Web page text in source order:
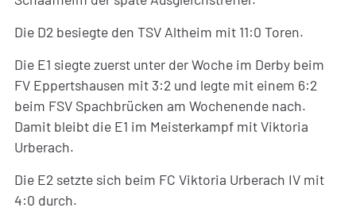
Die D2 besiegte den TSV Altheim mit 11:0 Toren.
Die E1 siegte zuerst unter der Woche im Derby beim
FV Eppertshausen mit 3:2 und legte mit einem 6:2
beim FSV Spachbrücken am Wochenende nach.
Damit bleibt die E1 im Meisterkampf mit Viktoria
Urberach.
Die E2 setzte sich beim FC Viktoria Urberach IV mit
4:0 durch.